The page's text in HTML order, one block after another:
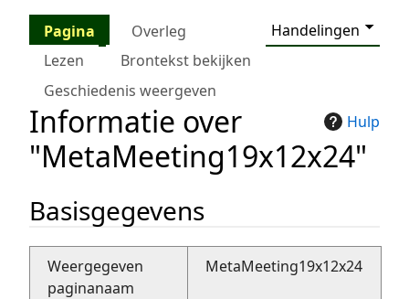
Pagina Overleg
Handelingen
Lezen
Brontekst bekijken
Geschiedenis weergeven
Hulp
Informatie over
"MetaMeeting19x12x24"
Basisgegevens
Weergegeven
paginanaam
MetaMeeting19x12x24